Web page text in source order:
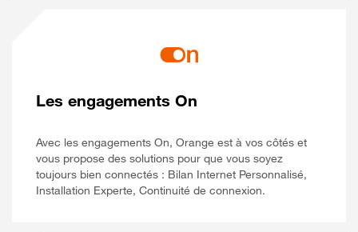
Les engagements On
Avec les engagements On, Orange est à vos côtés et
vous propose des solutions pour que vous soyez
toujours bien connectés : Bilan Internet Personnalisé,
Installation Experte, Continuité de connexion.